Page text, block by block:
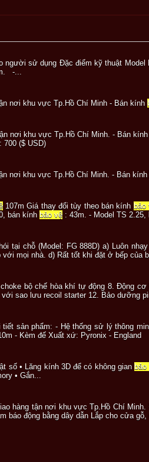
người sử dụng Đặc điểm kỹ thuật
-...
nơi khu vực Tp.Hồ Chí Minh - Bán kính
nơi khu vực Tp.Hồ Chí Minh. - Bán kính
700 ($ USD)
nơi khu vực Tp.Hồ Chí Minh. - Bán kính
107m Giá thay đổi tùy theo bán kính bảo
bán kính bảo vệ : 43m. - Model TS 2.25,
tại chỗ (Model: FG 888D) a) Luôn
mọi nhà. d) Rất tốt khi đặt ở bếp của
bộ chế hòa khí tự động 8. Động cơ
sao lưu recoil starter 12. Bảo dưỡng
sản phẩm: - Hệ thống sử lý thông
- Kèm đế Xuất xứ: Pyronix - England
số • Lăng kính 3D để có không gianbảo
• Gắn...
hàng tận nơi khu vực Tp.Hồ Chí
động bằng dây dẫn Lắp cho cửa gỗ,